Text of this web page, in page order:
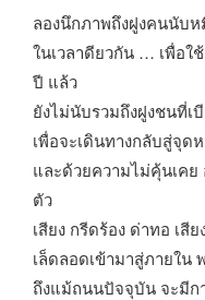
ลองนึกภาพถึงฝูงคนนับ
ในเวลาดียวกัน … เพื่อใ
ปี แล้ว
ยังไม่นับรวมถึงฝูงชนที่เ
เพื่อจะเดินทางกลับสู่จุด
และด้วยความไม่คุ้นเคย
ตัว
เสียง กรีดร้อง ด่าทอ เ
เล็ดลอดเข้ามาสู่ภายใน
ถึงแม้ถนนปัจจุบัน จะมีก